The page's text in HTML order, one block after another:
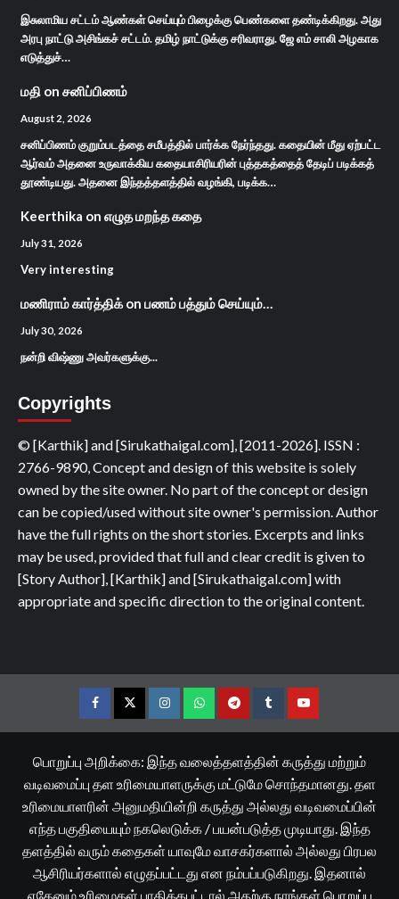
இசுலாமிய சட்டம் ஆண்கள் செய்யும் பிழைக்கு பெண்களை தண்டிக்கிறது. அது
அரபு நாட்டு அசிங்கச் சட்டம். தமிழ் நாட்டுக்கு சரிவராது. ஜே எம் சாலி அழகாக
எடுத்துச்…
மதி on சனிப்பிணம்
August 2, 2026
சனிப்பிணம் குறும்படத்தை சமீபத்தில் பார்க்க நேர்ந்தது. கதையின் மீது ஏற்பட்ட
ஆர்வம் அதனை உருவாக்கிய கதையாசிரியரின் புத்தகத்தைத் தேடிப் படிக்கத்
தூண்டியது. அதனை இந்தத்தளத்தில் வழங்கி, படிக்க…
Keerthika on எழுத மறந்த கதை
July 31, 2026
Very interesting
மணிராம் கார்த்திக்on பணம் பத்தும் செய்யும்…
July 30, 2026
நன்றி விஷ்ணு அவர்களுக்கு...
Copyrights
© [Karthik] and [Sirukathaigal.com], [2011-2026]. ISSN :
2766-9890, Concept and design of this website is solely
owned by the site owner. No part of the concept or design
can be copied/used without site owner's permission. Author
have the full rights on the short stories. Excerpts and links
may be used, provided that full and clear credit is given to
[Story Author], [Karthik] and [Sirukathaigal.com] with
appropriate and specific direction to the original content.
FacebookTwitterInstagramWhatsappTelegramTumblrYouTube
பொறுப்பு அறிக்கை: இந்த வலைத்தளத்தின் கருத்து மற்றும்
வடிவமைப்பு தள உரிமையாளருக்கு மட்டுமே சொந்தமானது. தள
உரிமையாளரின் அனுமதியின்றி கருத்து அல்லது வடிவமைப்பின்
எந்த பகுதியையும் நகலெடுக்க / பயன்படுத்த முடியாது. இந்த
தளத்தில் வரும் கதைகள் யாவுமே வாசகர்களால் அல்லது பிரபல
ஆசிரியர்களால் எழுதப்பட்டது என நம்பப்படுகிறது. இதனால்
ஏதேனும் உரிமைகள் பாதிக்கபட்டால் அதற்கு நாங்கள் பொறுப்பு